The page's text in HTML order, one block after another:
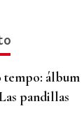
tempo: álbum
pandillas